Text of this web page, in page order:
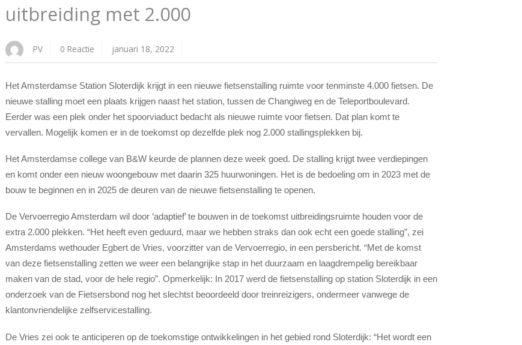
uitbreiding met 2.000
PV 0 Reactie januari 18, 2022
Het Amsterdamse Station Sloterdijk krijgt in een nieuwe fietsenstalling ruimte voor tenminste 4.000 fietsen. De
nieuwe stalling moet een plaats krijgen naast het station, tussen de Changiweg en de Teleportboulevard.
Eerder was een plek onder het spoorviaduct bedacht als nieuwe ruimte voor fietsen. Dat plan komt te
vervallen. Mogelijk komen er in de toekomst op dezelfde plek nog 2.000 stallingsplekken bij.
Het Amsterdamse college van B&W keurde de plannen deze week goed. De stalling krijgt twee verdiepingen
en komt onder een nieuw woongebouw met daarin 325 huurwoningen. Het is de bedoeling om in 2023 met de
bouw te beginnen en in 2025 de deuren van de nieuwe fietsenstalling te openen.
De Vervoerregio Amsterdam wil door ‘adaptief’ te bouwen in de toekomst uitbreidingsruimte houden voor de
extra 2.000 plekken. “Het heeft even geduurd, maar we hebben straks dan ook echt een goede stalling”, zei
Amsterdams wethouder Egbert de Vries, voorzitter van de Vervoerregio, in een persbericht. “Met de komst
van deze fietsenstalling zetten we weer een belangrijke stap in het duurzaam en laagdrempelig bereikbaar
maken van de stad, voor de hele regio”. Opmerkelijk: In 2017 werd de fietsenstalling op station Sloterdijk in een
onderzoek van de Fietsersbond nog het slechtst beoordeeld door treinreizigers, ondermeer vanwege de
klantonvriendelijke zelfservicestalling.
De Vries zei ook te anticiperen op de toekomstige ontwikkelingen in het gebied rond Sloterdijk: “Het wordt een